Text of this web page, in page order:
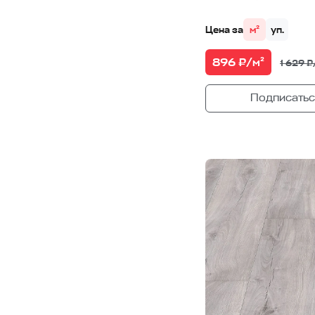
Цена за м² уп.
896 ₽/м² 1 629